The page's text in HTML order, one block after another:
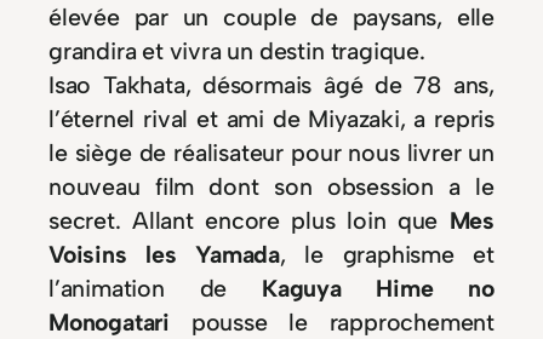
élevée par un couple de paysans, elle
grandira et vivra un destin tragique.
Isao Takhata, désormais âgé de 78 ans,
l’éternel rival et ami de Miyazaki, a repris
le siège de réalisateur pour nous livrer un
nouveau film dont son obsession a le
secret. Allant encore plus loin que Mes
Voisins les Yamada, le graphisme et
l’animation de Kaguya Hime no
Monogatari pousse le rapprochement